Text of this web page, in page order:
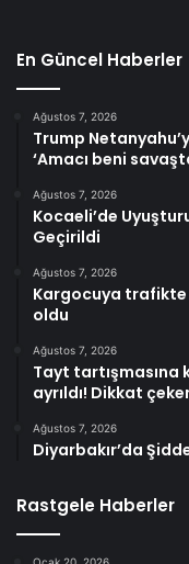
En Güncel Haberler
Ağustos 7, 2026
Trump
‘Amacı beni
Ağustos 7, 2026
Kocaeli’de
Geçirildi
Ağustos 7, 2026
Kargocuya trafikte
oldu
Ağustos 7, 2026
Tayt tartışmasına
ayrıldı! Dikkat
Ağustos 7, 2026
Diyarbakır’da
Rastgele Haberler